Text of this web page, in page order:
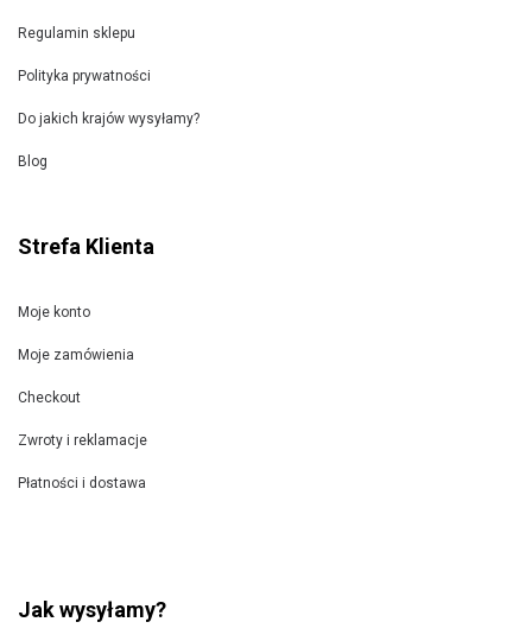
Regulamin sklepu
Polityka prywatności
Do jakich krajów wysyłamy?
Blog
Strefa Klienta
Moje konto
Moje zamówienia
Checkout
Zwroty i reklamacje
Płatności i dostawa
Jak wysyłamy?